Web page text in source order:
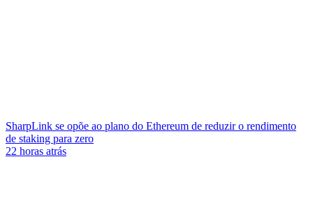
SharpLink se opõe ao plano do Ethereum de reduzir o rendimento
de staking para zero
22 horas atrás